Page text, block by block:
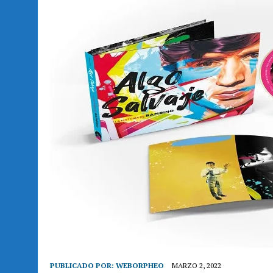
PUBLICADO POR: WEBORPHEO MARZO 2, 2022